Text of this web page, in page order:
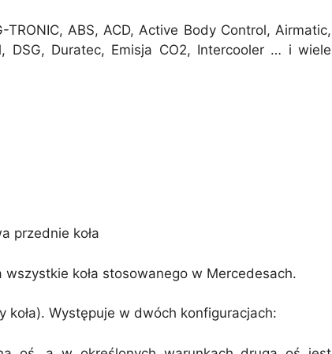
ABS, ACD, Active Body Control, Airmatic,
DSG, Duratec, Emisja CO2, Intercooler … i wiele
przednie koła
koła stosowanego w Mercedesach.
Występuje w dwóch konfiguracjach: